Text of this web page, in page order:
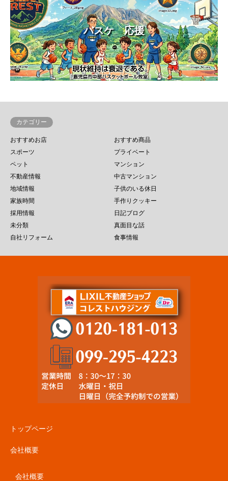
バスケ 応援
カテゴリー
おすすめお店
おすすめ商品
スポーツ
プライベート
ペット
マンション
不動産情報
中古マンション
地域情報
子供のいる休日
家族時間
手作りクッキー
採用情報
日記ブログ
未分類
真面目な話
自社リフォーム
食事情報
トップページ
会社概要
会社概要